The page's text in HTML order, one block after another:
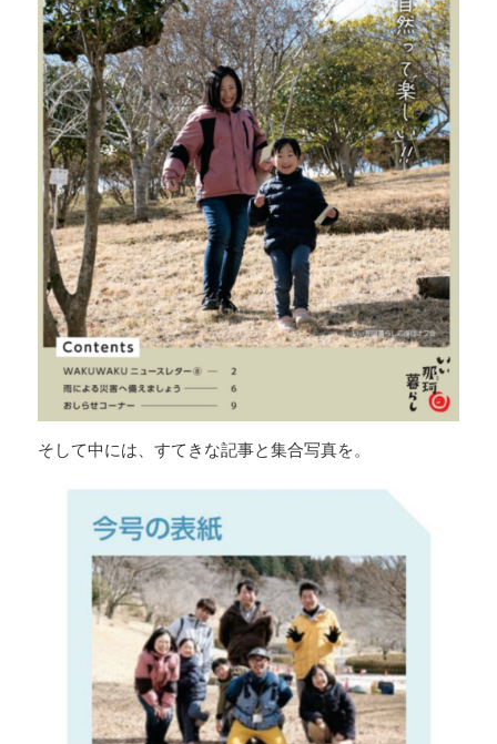
そして中には、すてきな記事と集合写真を。